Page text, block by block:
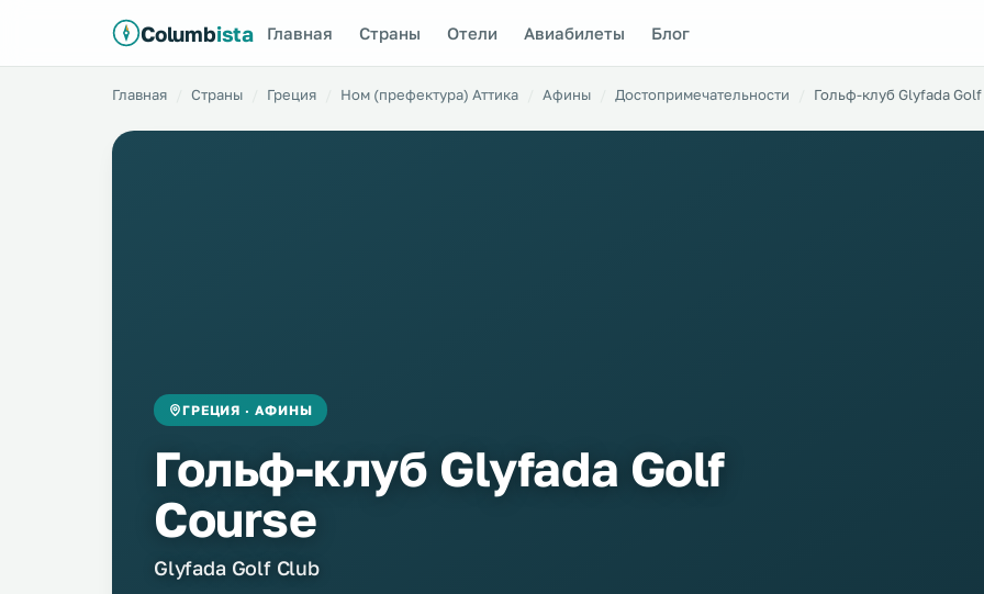
Columbista Главная Страны Отели Авиабилеты Блог
Главная Страны Греция Ном (префектура) Аттика Афины Достопримечательности Гольф-клуб Glyfada
ГРЕЦИЯ · АФИНЫ
Гольф-клуб Glyfada Golf
Course
Glyfada Golf Club